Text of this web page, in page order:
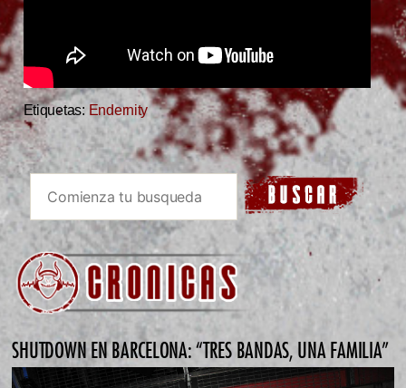
Etiquetas: Endernity
SHUTDOWN EN BARCELONA: “TRES BANDAS, UNA FAMILIA”